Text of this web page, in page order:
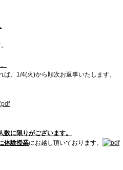
、1/4(火)から順次お返事いたします。
に限りがございます。
体験授業にお越し頂いております。